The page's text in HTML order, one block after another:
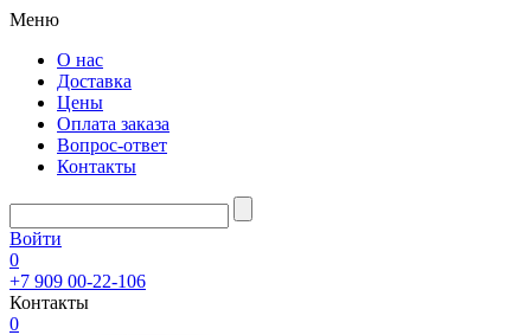
Меню
О нас
Доставка
Цены
Оплата заказа
Вопрос-ответ
Контакты
Войти
0
+7 909 00-22-106
Контакты
0